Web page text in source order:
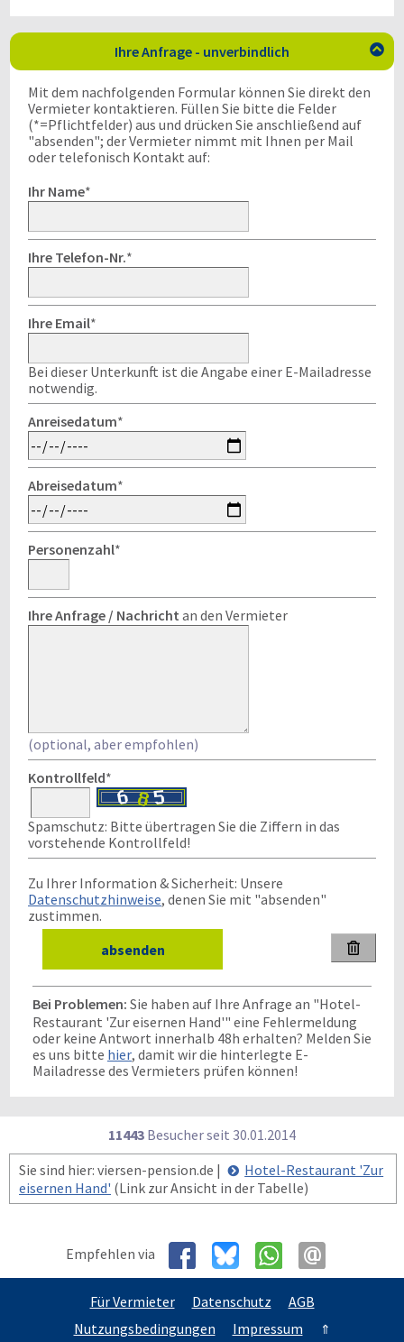
Ihre Anfrage - unverbindlich 
Mit dem nachfolgenden Formular können Sie direkt den
Vermieter kontaktieren. Füllen Sie bitte die Felder
(*=Pflichtfelder) aus und drücken Sie anschließend auf
"absenden"; der Vermieter nimmt mit Ihnen per Mail
oder telefonisch Kontakt auf:
Ihr Name*
Ihre Telefon-Nr.*
Ihre Email*
Bei dieser Unterkunft ist die Angabe einer E-Mailadresse
notwendig.
Anreisedatum*
Abreisedatum*
Personenzahl*
Ihre Anfrage / Nachricht an den Vermieter
(optional, aber empfohlen)
Kontrollfeld*
Spamschutz: Bitte übertragen Sie die Ziffern in das
vorstehende Kontrollfeld!
Zu Ihrer Information & Sicherheit: Unsere
Datenschutzhinweise, denen Sie mit "absenden"
zustimmen.

Bei Problemen: Sie haben auf Ihre Anfrage an "Hotel-
Restaurant 'Zur eisernen Hand'" eine Fehlermeldung
oder keine Antwort innerhalb 48h erhalten? Melden Sie
es uns bitte hier, damit wir die hinterlegte E-
Mailadresse des Vermieters prüfen können!
11443 Besucher seit 30.01.2014
Sie sind hier: viersen-pension.de |
Hotel-Restaurant 'Zur
eisernen Hand' (Link zur Ansicht in der Tabelle)
Empfehlen via
Für Vermieter Datenschutz
AGB
Nutzungsbedingungen
Impressum ⇑